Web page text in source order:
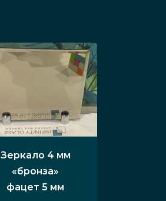
Зеркало 4 мм
«бронза»
фацет 5 мм